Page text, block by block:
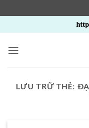
qua
nội
LƯU TRỮ THẺ: